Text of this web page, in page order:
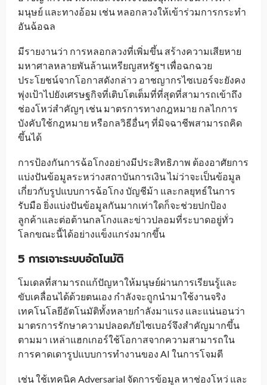
มนุษย์ และทางอ้อม เช่น หลอกลวงให้เข้าร่วมการกระทำ
อันฉ้อฉล
มีรายงานว่า การหลอกลวงที่เพิ่มขึ้น สร้างความเสียหาย
มหาศาลหลายพันล้านเหรียญสหรัฐฯ เพื่อฉกฉวย
ประโยชน์จากโอกาสดังกล่าว อาชญากรไซเบอร์จะยังคง
พุ่งเป้าไปยังเศรษฐกิจที่เติบโตเต็มที่ที่สุดที่สามารถเข้าถึง
ช่องโหว่สำคัญๆ เช่น มาตรการทางกฎหมาย กลไกการ
บังคับใช้กฎหมาย หรือกลวิธีอื่นๆ ที่มิจฉาชีพสามารถคิด
ขึ้นได้
การป้องกันการฉ้อโกงอย่างมีประสิทธิภาพ ต้องอาศัยการ
แบ่งปันข้อมูลระหว่างสถาบันการเงิน ไม่ว่าจะเป็นข้อมูล
เกี่ยวกับรูปแบบการฉ้อโกง บัญชีม้า และกลยุทธ์ในการ
รับมือ ยิ่งแบ่งปันข้อมูลกันมากเท่าใดก็จะช่วยปกป้อง
ลูกค้าและต่อต้านกลโกงและข่าวปลอมที่ระบาดอยู่ทั่ว
โลกขณะนี้ได้อย่างแข็งแกร่งมากขึ้น
5 การเจาะระบบอัตโนมัติ
โมเดลที่สามารถแก้ปัญหาให้มนุษย์ผ่านการเรียนรู้และ
ขับเคลื่อนได้ด้วยตนเอง กำลังจะถูกนำมาใช้งานจริง
เทคโนโลยีอัตโนมัติทั้งหลายกำลังมาแรง และแน่นอนว่า
มาตรการรักษาความปลอดภัยไซเบอร์จึงสำคัญมากขึ้น
ตามมา เหล่าแฮกเกอร์ใช้โอกาสจากความสามารถใน
การคาดเดารูปแบบการทำงานของ AI ในการโจมตี
เช่น ใช้เทคนิค Adversarial จัดการข้อมูล หาช่องโหว่ และ